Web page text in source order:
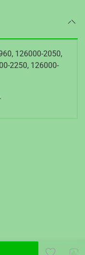
126000-2050,
2250, 126000-